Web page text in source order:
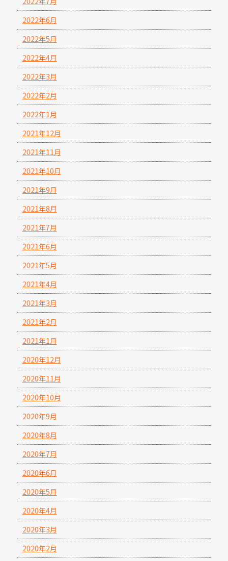
2022年6月
2022年5月
2022年4月
2022年3月
2022年2月
2022年1月
2021年12月
2021年11月
2021年10月
2021年9月
2021年8月
2021年7月
2021年6月
2021年5月
2021年4月
2021年3月
2021年2月
2021年1月
2020年12月
2020年11月
2020年10月
2020年9月
2020年8月
2020年7月
2020年6月
2020年5月
2020年4月
2020年3月
2020年2月